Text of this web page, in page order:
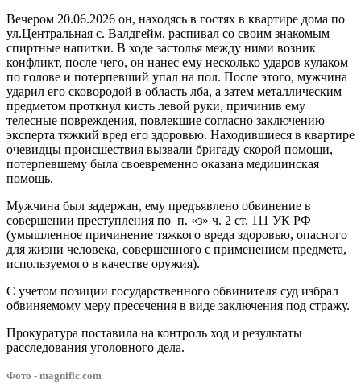
Вечером 20.06.2026 он, находясь в гостях в квартире дома по
ул.Центральная с. Валдгейм, распивал со своим знакомым
спиртные напитки. В ходе застолья между ними возник
конфликт, после чего, он нанес ему несколько ударов кулаком
по голове и потерпевший упал на пол. После этого, мужчина
ударил его сковородой в область лба, а затем металлическим
предметом проткнул кисть левой руки, причинив ему
телесные повреждения, повлекшие согласно заключению
эксперта тяжкий вред его здоровью. Находившиеся в квартире
очевидцы происшествия вызвали бригаду скорой помощи,
потерпевшему была своевременно оказана медицинская
помощь.
Мужчина был задержан, ему предъявлено обвинение в
совершении преступления по п. «з» ч. 2 ст. 111 УК РФ
(умышленное причинение тяжкого вреда здоровью, опасного
для жизни человека, совершенного с применением предмета,
используемого в качестве оружия).
С учетом позиции государственного обвинителя суд избрал
обвиняемому меру пресечения в виде заключения под стражу.
Прокуратура поставила на контроль ход и результаты
расследования уголовного дела.
Фото - magnific.com